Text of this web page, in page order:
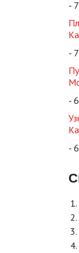
-
-
-
-